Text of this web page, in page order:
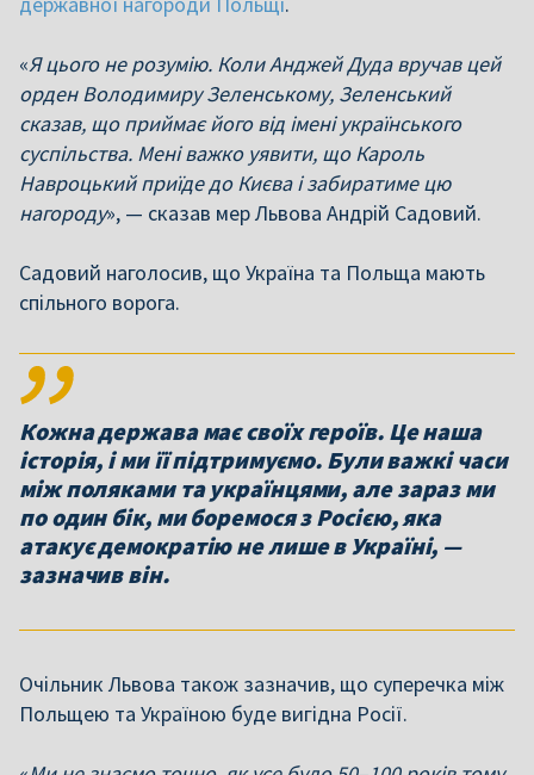
«Я цього не розумію. Коли Анджей Дуда вручав цей
орден Володимиру Зеленському, Зеленський
сказав, що приймає його від імені українського
суспільства. Мені важко уявити, що Кароль
Навроцький приїде до Києва і забиратиме цю
нагороду», — сказав мер Львова Андрій Садовий.
Садовий наголосив, що Україна та Польща мають
спільного ворога.
Кожна держава має своїх героїв. Це наша
історія, і ми її підтримуємо. Були важкі часи
між поляками та українцями, але зараз ми
по один бік, ми боремося з Росією, яка
атакує демократію не лише в Україні, —
зазначив він.
Очільник Львова також зазначив, що суперечка між
Польщею та Україною буде вигідна Росії.